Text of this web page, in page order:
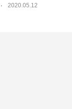
2020.05.12